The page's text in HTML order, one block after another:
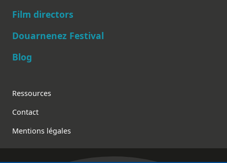
Main navigation
Film directors
Douarnenez Festival
Blog
Footer
Ressources
Contact
Mentions légales